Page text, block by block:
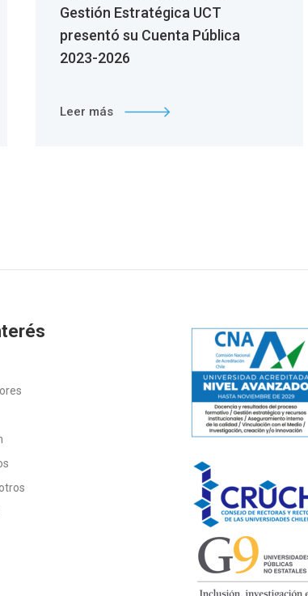
Gestión Estratégica UCT
presentó su Cuenta Pública
2023-2026
Leer más